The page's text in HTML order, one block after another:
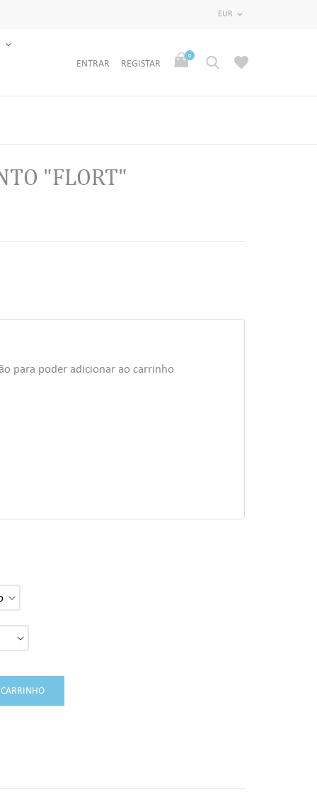
EUR 
ENTRAR REGISTAR
0
"FLORT"
para poder adicionar ao carrinho